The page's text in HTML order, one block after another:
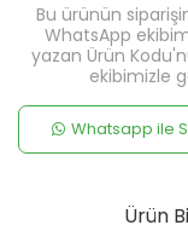
Bu ürünün
WhatsApp
yazan Ürün
ekibimizle
Whatsapp ile
Ürün